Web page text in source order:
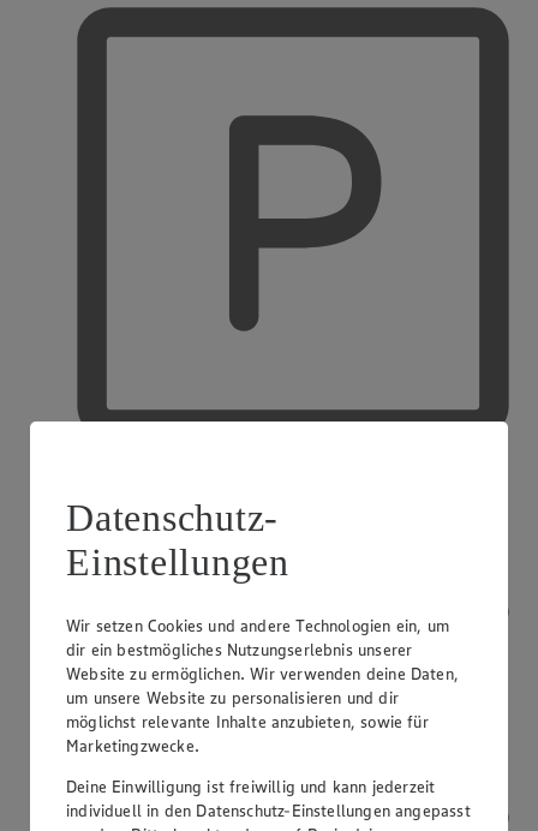
Datenschutz-
Einstellungen
Wir setzen Cookies und andere Technologien ein, um
dir ein bestmögliches Nutzungserlebnis unserer
Website zu ermöglichen. Wir verwenden deine Daten,
um unsere Website zu personalisieren und dir
möglichst relevante Inhalte anzubieten, sowie für
Marketingzwecke.
Deine Einwilligung ist freiwillig und kann jederzeit
individuell in den Datenschutz-Einstellungen angepasst